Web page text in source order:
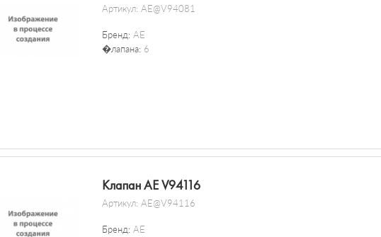
Артикул: AE@V94081
Бренд: AE
�лапана: 6
Клапан AE V94116
Артикул: AE@V94116
Бренд: AE